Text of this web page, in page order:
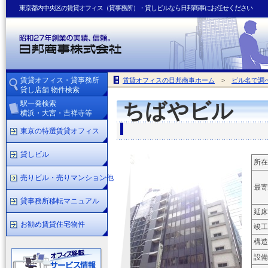
東京都内中央区の賃貸オフィス（貸事務所）・貸しビルなら日邦商事にお任せください
賃貸オフィスの日邦商事ホーム > ビル名で調
ちばやビル
所
最
延床
竣工
構
設備
賃貸オフィス・貸事務所
貸し店舗 物件検索
駅一発検索
横浜・大宮・吉祥寺等
東京の特選賃貸オフィス
貸しビル
売りビル・売りマンション他
貸事務所移転マニュアル
お勧め賃貸住宅物件